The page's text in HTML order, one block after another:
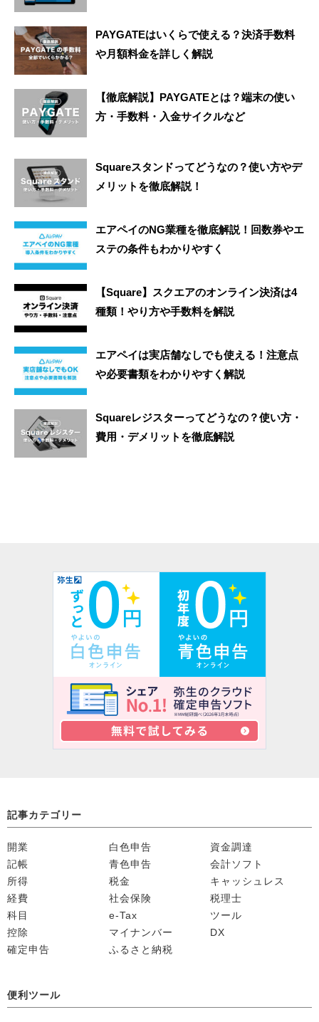
PAYGATEはいくらで使える？決済手数料
や月額料金を詳しく解説
【徹底解説】PAYGATEとは？端末の使い
方・手数料・入金サイクルなど
Squareスタンドってどうなの？使い方やデ
メリットを徹底解説！
エアペイのNG業種を徹底解説！回数券やエ
ステの条件もわかりやすく
【Square】スクエアのオンライン決済は4
種類！やり方や手数料を解説
エアペイは実店舗なしでも使える！注意点
や必要書類をわかりやすく解説
Squareレジスターってどうなの？使い方・
費用・デメリットを徹底解説
記事カテゴリー
開業
記帳
所得
経費
科目
控除
確定申告
白色申告
青色申告
税金
社会保険
e-Tax
マイナンバー
ふるさと納税
資金調達
会計ソフト
キャッシュレス
税理士
ツール
DX
便利ツール